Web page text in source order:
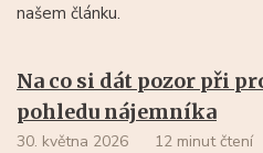
našem článku.
Na co si dát pozor při
pohledu nájemníka
30. května 2026 12 minut čtení